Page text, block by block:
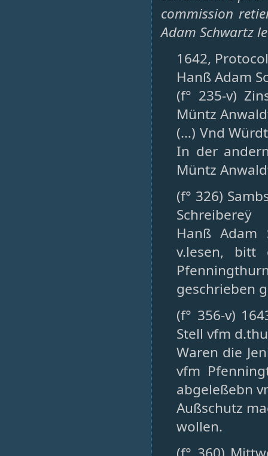
commission
Adam Schwartz
1642,
Hanß Adam
(f° 235-v)
Müntz
(…) Vnd
In der
Müntz
(f° 326)
Schreibereÿ
Hanß Adam
v.lesen, bitt
geschrieben
(f° 356-v)
Stell vfm
Waren die
vfm
abgeleßebn
Außschutz
wollen.